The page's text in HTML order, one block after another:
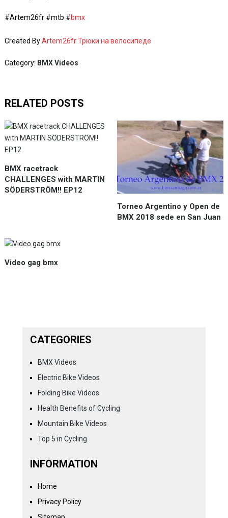
#Artem26fr #mtb #bmx
Created ByArtem26fr Трюки на велосипеде
Category: BMX Videos
RELATED POSTS
BMX racetrack
CHALLENGES with MARTIN
SÖDERSTRÖM!! EP12
Torneo Argentino y Open de
BMX 2018 sede en San Juan
Video gag bmx
CATEGORIES
BMX Videos
Electric Bike Videos
Folding Bike Videos
Health Benefits of Cycling
Mountain Bike Videos
Top 5 in Cycling
INFORMATION
Home
Privacy Policy